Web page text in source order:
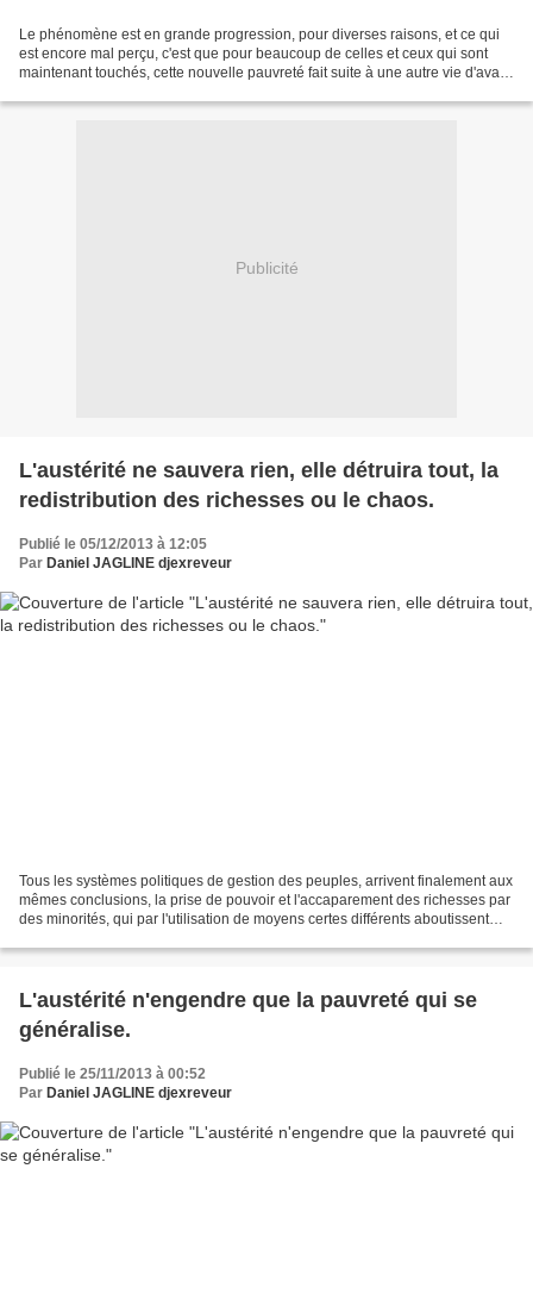
Le phénomène est en grande progression, pour diverses raisons, et ce qui
est encore mal perçu, c'est que pour beaucoup de celles et ceux qui sont
maintenant touchés, cette nouvelle pauvreté fait suite à une autre vie d'avant
Publicité
L'austérité ne sauvera rien, elle détruira tout, la
redistribution des richesses ou le chaos.
Publié le 05/12/2013 à 12:05
Par Daniel JAGLINE djexreveur
Tous les systèmes politiques de gestion des peuples, arrivent finalement aux
mêmes conclusions, la prise de pouvoir et l'accaparement des richesses par
des minorités, qui par l'utilisation de moyens certes différents aboutissent
L'austérité n'engendre que la pauvreté qui se
généralise.
Publié le 25/11/2013 à 00:52
Par Daniel JAGLINE djexreveur